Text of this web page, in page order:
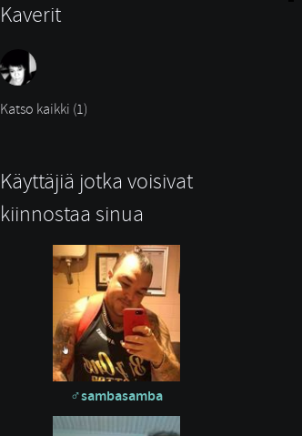
Kaverit
Katso kaikki (1)
Käyttäjiä jotka voisivat
kiinnostaa sinua
sambasamba